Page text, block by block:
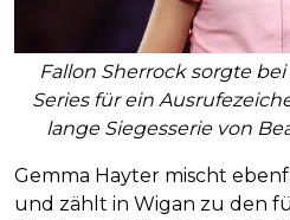
Fallon Sherrock sorgte
Series für ein
lange Siegesserie von
Gemma Hayter mischt
und zählt in Wigan zu den